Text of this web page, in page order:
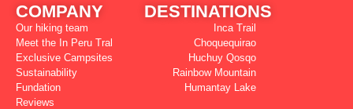
COMPANY
Our hiking team
Meet the In Peru Tral
Exclusive Campsites
Sustainability
Fundation
Reviews
DESTINATIONS
Inca Trail
Choquequirao
Huchuy Qosqo
Rainbow Mountain
Humantay Lake